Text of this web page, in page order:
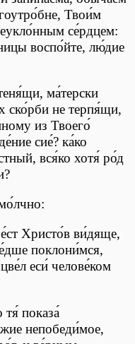
Твои́м
се́рдцем:
воспо́йте, лю́дие
ма́терски
ско́рби не терпя́щи,
из Твоего́
сие́? ка́ко
вся́ко хотя́ ро́д
Христо́в ви́дяще,
поклони́мся,
еси́ челове́ком
показа́
непобеди́мое,